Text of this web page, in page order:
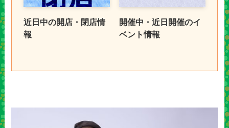
近日中の開店・閉店情
報
開催中・近日開催のイ
ベント情報